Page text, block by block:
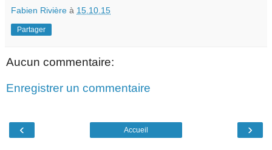
Fabien Rivière à 15.10.15
Partager
Aucun commentaire:
Enregistrer un commentaire
‹ ›
Accueil